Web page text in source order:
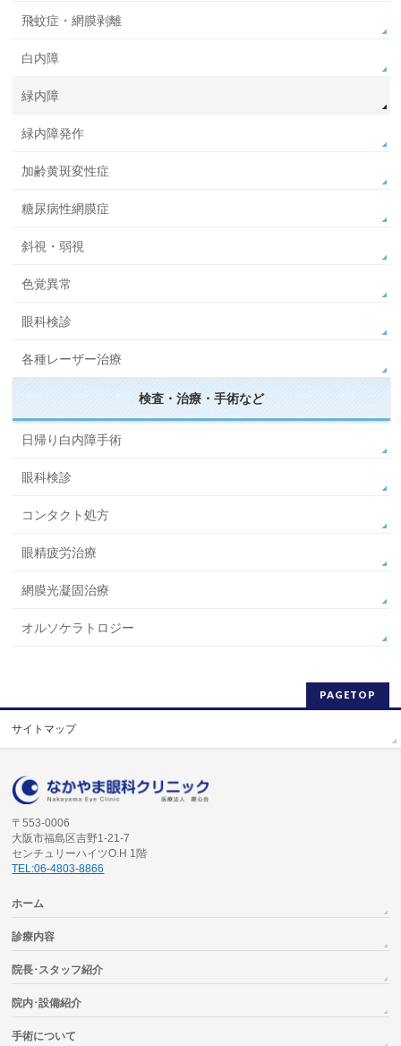
飛蚊症・網膜剥離
白内障
緑内障
緑内障発作
加齢黄斑変性症
糖尿病性網膜症
斜視・弱視
色覚異常
眼科検診
各種レーザー治療
検査・治療・手術など
日帰り白内障手術
眼科検診
コンタクト処方
眼精疲労治療
網膜光凝固治療
オルソケラトロジー
PAGETOP
サイトマップ
〒553-0006
大阪市福島区吉野1-21-7
センチュリーハイツO.H 1階
TEL:06-4803-8866
ホーム
診療内容
院長･スタッフ紹介
院内･設備紹介
手術について